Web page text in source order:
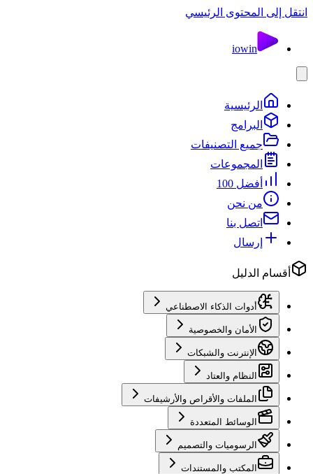
انتقل إلى المحتوى الرئيسي
iowin
الرئيسية
البرامج
جميع التصنيفات
المجموعات
أفضل 100
من نحن
اتصل بنا
إرسال
أقسام الدليل
أدوات الذكاء الاصطناعي
الأمان والخصوصية
الإنترنت والشبكات
النظام والعتاد
الملفات والأقراص والأرشيفات
الوسائط المتعددة
الرسوميات والتصميم
المكتب والمستندات